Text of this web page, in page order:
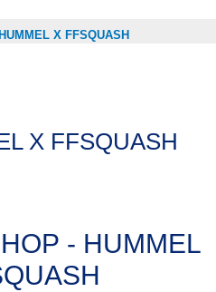
X FFSQUASH
X FFSQUASH
- HUMMEL